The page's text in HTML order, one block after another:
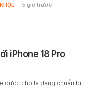
- 5 giờ trước
iPhone 18 Pro
được cho là đang chuẩn bị